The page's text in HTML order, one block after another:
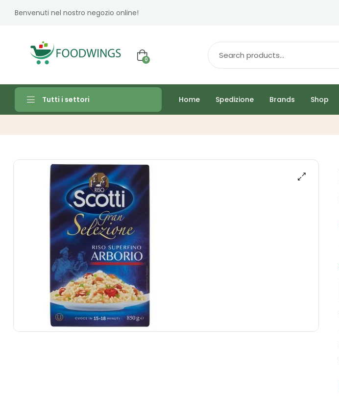
Benvenuti nel nostro negozio online!
0
Tutti i settori Home Spedizione Brands Shop